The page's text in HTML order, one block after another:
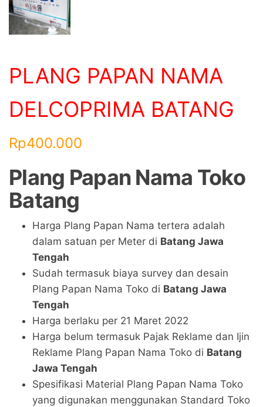
PLANG PAPAN NAMA
DELCOPRIMA BATANG
Rp400.000
Plang Papan Nama Toko
Batang
Harga Plang Papan Nama tertera adalah
dalam satuan per Meter di Batang Jawa
Tengah
Sudah termasuk biaya survey dan desain
Plang Papan Nama Toko di Batang Jawa
Tengah
Harga berlaku per 21 Maret 2022
Harga belum termasuk Pajak Reklame dan Ijin
Reklame Plang Papan Nama Toko di Batang
Jawa Tengah
Spesifikasi Material Plang Papan Nama Toko
yang digunakan menggunakan Standard Toko